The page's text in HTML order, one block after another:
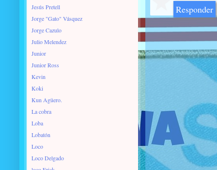
Responder
Jesús Pretell
Jorge "Gato" Vásquez
Jorge Cazulo
Julio Melendez
Junior
Junior Ross
Kevin
Koki
Kun Agüero.
La cobra
Loba
Lobatón
Loco
Loco Delgado